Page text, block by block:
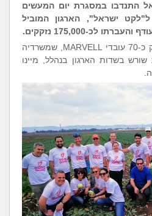
התנדבו במסגרת יום המעשים
ל"לקט ישראל", הארגון המוביל
לכ-175,000 נזקקים.
במסגרת הפעילות לקחו חלק כ-70 עובדי MARVELL, שמשרדיה
בשדות הארגון בנהלל, מיינו